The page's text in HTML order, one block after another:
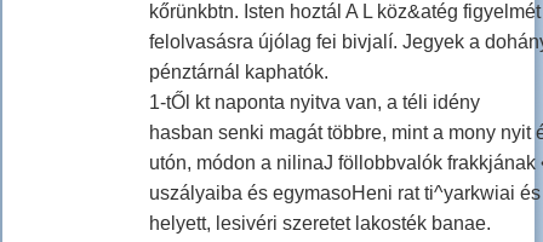
kőrünkbtn. Isten hoztál A L köz&atég
felolvasásra újólag fei bivjalí. Jegyek a
pénztárnál kaphatók.
1-tŐl kt naponta nyitva van, a téli idény
hasban senki magát többre, mint a mony nyit
utón, módon a nilinaJ föllobbvalók
uszályaiba és egymasoHeni rat ti^yarkwiai
helyett, lesivéri szeretet lakosték banae.